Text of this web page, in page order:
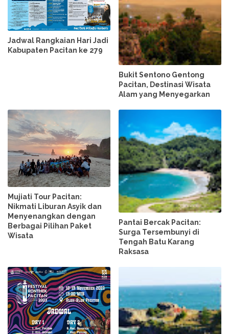
Jadwal Rangkaian Hari Jadi
Kabupaten Pacitan ke 279
Bukit Sentono Gentong
Pacitan, Destinasi Wisata
Alam yang Menyegarkan
Mujiati Tour Pacitan:
Nikmati Liburan Asyik dan
Menyenangkan dengan
Berbagai Pilihan Paket
Wisata
Pantai Bercak Pacitan:
Surga Tersembunyi di
Tengah Batu Karang
Raksasa